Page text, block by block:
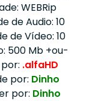
WEBRip
de Audio: 10
de Vídeo: 10
500 Mb +ou-
.alfaHD
por: Dinho
por: Dinho